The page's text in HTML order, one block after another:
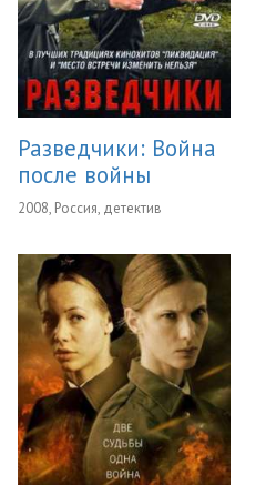
Разведчики: Война
после войны
2008, Россия, детектив